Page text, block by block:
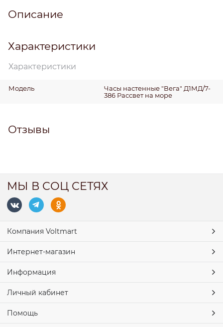
Описание
Характеристики
Характеристики
Модель
Часы настенные "Вега" Д1МД/7-
386 Рассвет на море
Отзывы
МЫ В СОЦ СЕТЯХ
Компания Voltmart
Интернет-магазин
Информация
Личный кабинет
Помощь